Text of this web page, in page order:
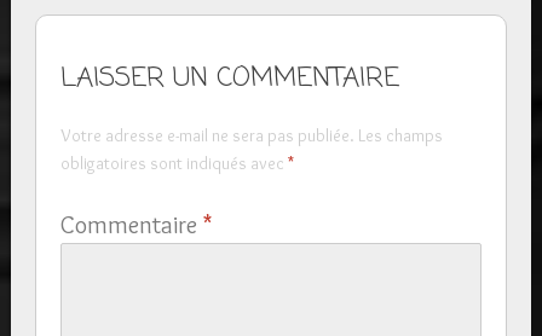
LAISSER UN COMMENTAIRE
Votre adresse e-mail ne sera pas publiée. Les champs
obligatoires sont indiqués avec *
Commentaire *